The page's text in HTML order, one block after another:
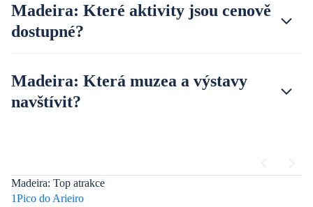
Madeira: Které aktivity jsou cenově
dostupné?
Madeira: Která muzea a výstavy
navštívit?
Madeira: Top atrakce
1Pico do Arieiro